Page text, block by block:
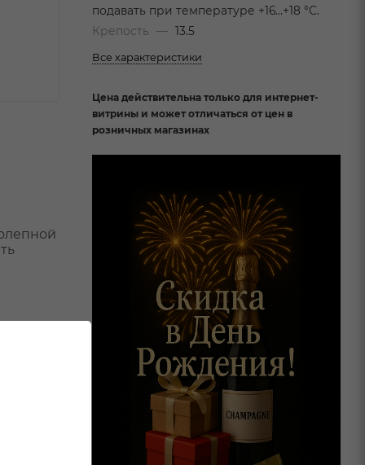
подавать при температуре +16…+18 °С.
Крепость
— 13.5
Все характеристики
Цена действительна только для интернет-
витрины и может отличаться от цен в
розничных магазинах